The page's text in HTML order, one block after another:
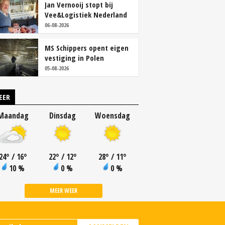
Jan Vernooij stopt bij
Vee&Logistiek Nederland
06-08-2026
MS Schippers opent eigen
vestiging in Polen
05-08-2026
° / 16°
10 %
Dinsdag
22° / 12°
0 %
Woensdag
28° / 11°
0 %
MEER WEER